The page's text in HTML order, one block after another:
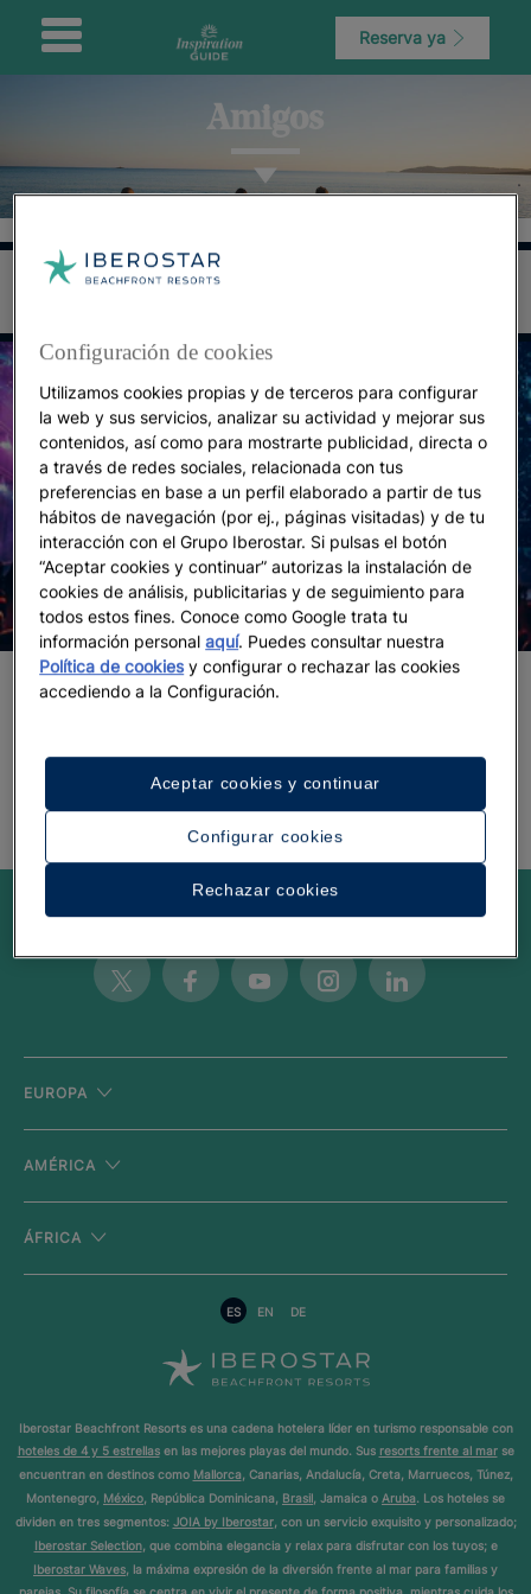
Reserva ya
Amigos
fin de curso
Be inspired
Twitter FacebookYoutubeInstagramLinkedin
EUROPA
AMÉRICA
ÁFRICA
ES EN DE
Iberostar Beachfront Resorts es una cadena hotelera líder en turismo responsable con
hoteles de 4 y 5 estrellasen las mejores playas del mundo. Sus resorts frente al marse
encuentran en destinos como Mallorca, Canarias, Andalucía, Creta, Marruecos, Túnez,
Montenegro, México, República Dominicana, Brasil, Jamaica o Aruba. Los hoteles se
dividen en tres segmentos: JOIA by Iberostar, con un servicio exquisito y personalizado;
Iberostar Selection, que combina elegancia y relax para disfrutar con los tuyos; e
Iberostar Waves, la máxima expresión de la diversión frente al mar para familias y
Configuración de cookies
Utilizamos cookies propias y de terceros para configurar
la web y sus servicios, analizar su actividad y mejorar sus
contenidos, así como para mostrarte publicidad, directa o
a través de redes sociales, relacionada con tus
preferencias en base a un perfil elaborado a partir de tus
hábitos de navegación (por ej., páginas visitadas) y de tu
interacción con el Grupo Iberostar. Si pulsas el botón
“Aceptar cookies y continuar” autorizas la instalación de
cookies de análisis, publicitarias y de seguimiento para
todos estos fines. Conoce como Google trata tu
información personalaquí. Puedes consultar nuestra
Política de cookiesy configurar o rechazar las cookies
accediendo a la Configuración.
Configurar cookies
Rechazar cookies
Aceptar cookies y continuar